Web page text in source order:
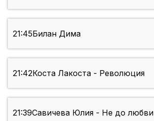
21:45Билан Дима
21:42Коста Лакоста - Революция
21:39Савичева Юлия - Не до любви